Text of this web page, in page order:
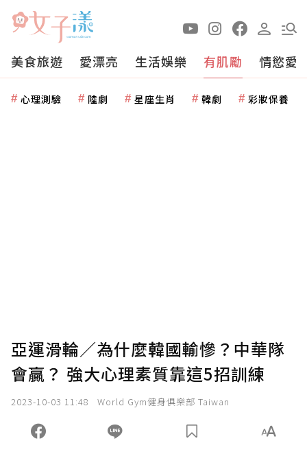
美食旅遊 愛漂亮 生活娛樂 有肌勵 情慾愛
心理測驗 陸劇 星座生肖 韓劇 彩妝保養
亞運滑輪／為什麼韓國輸慘？中華隊
會贏？ 強大心理素質靠這5招訓練
2023-10-03 11:48 World Gym健身俱樂部 Taiwan